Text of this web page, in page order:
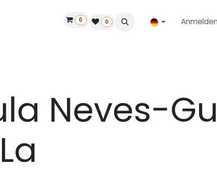
Finde einen Händler
0 0 Anmelden
Neves-